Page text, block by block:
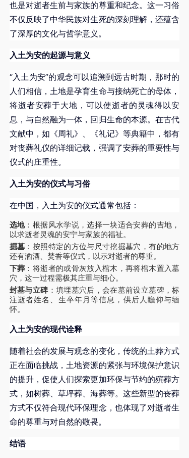
也是对逝者生前与家族的尊重和纪念。这一习俗
不仅反映了中华民族对生死的深刻理解，还蕴含
了深厚的文化与哲学意义。
入土为安的起源与意义
“入土为安”的观念可以追溯到远古时期，那时的
人们相信，土地是孕育生命与接纳死亡的母体，
将逝者安葬于大地，可以使逝者的灵魂得以安
息，与自然融为一体，回归生命的本源。在古代
文献中，如《周礼》、《礼记》等典籍中，都有
对丧葬礼仪的详细记载，强调了安葬的重要性与
仪式的庄重性。
入土为安的仪式与习俗
在中国，入土为安的仪式通常包括：
选地：根据风水学说，选择一块适合安葬的吉地，
以求逝者灵魂的安宁与家族的福祉。
掘墓 ：按照特定的方位与尺寸挖掘墓穴，有的地方
还有洒酒、焚香等仪式，以示对逝者的尊重。
下葬 ：将逝者的或骨灰放入棺木，再将棺木置入墓
穴，这一过程需极其庄重与细心。
封墓与立碑：填埋墓穴后，会在墓前设立墓碑，标
注逝者姓名、生卒年月等信息，供后人瞻仰与缅
怀。
入土为安的现代诠释
随着社会的发展与观念的变化，传统的土葬方式
正在面临挑战，土地资源的紧张与环境保护意识
的提升，促使人们探索更加环保与节约的殡葬方
式，如树葬、草坪葬、海葬等。这些新型的丧葬
方式不仅符合现代环保理念，也体现了对逝者生
命的尊重与对自然的敬畏。
结语